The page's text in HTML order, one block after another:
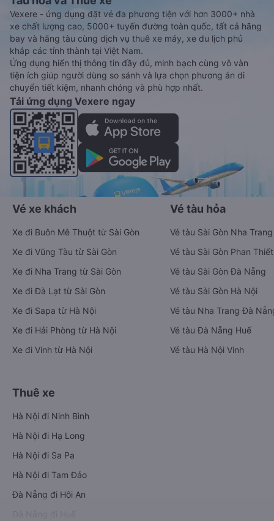
Vexere - ứng dụng đặt vé đa phương tiện với hơn 3000+ nhà
xe chất lượng cao, 5000+ tuyến đường toàn quốc, tất cả hãng
bay và hãng tàu cùng dịch vụ thuê xe máy, xe du lịch phủ
khắp các tỉnh thành tại Việt Nam.
Ứng dụng hiển thị thông tin đầy đủ, minh bạch cùng vô vàn
tiện ích giúp người dùng so sánh và lựa chọn phương án di
chuyển tiết kiệm, nhanh chóng và phù hợp nhất.
Tải ứng dụng Vexere ngay
Vé xe khách
Xe đi Buôn Mê Thuột từ Sài Gòn
Xe đi Vũng Tàu từ Sài Gòn
Xe đi Nha Trang từ Sài Gòn
Xe đi Đà Lạt từ Sài Gòn
Xe đi Sapa từ Hà Nội
Xe đi Hải Phòng từ Hà Nội
Xe đi Vinh từ Hà Nội
Vé tàu hỏa
Vé tàu Sài Gòn Nha Trang
Vé tàu Sài Gòn Phan Thiết
Vé tàu Sài Gòn Đà Nẵng
Vé tàu Sài Gòn Hà Nội
Vé tàu Nha Trang Đà
Vé tàu Đà Nẵng Huế
Vé tàu Hà Nội Vinh
Thuê xe
Hà Nội đi Ninh Bình
Hà Nội đi Hạ Long
Hà Nội đi Sa Pa
Hà Nội đi Tam Đảo
Đà Nẵng đi Hội An